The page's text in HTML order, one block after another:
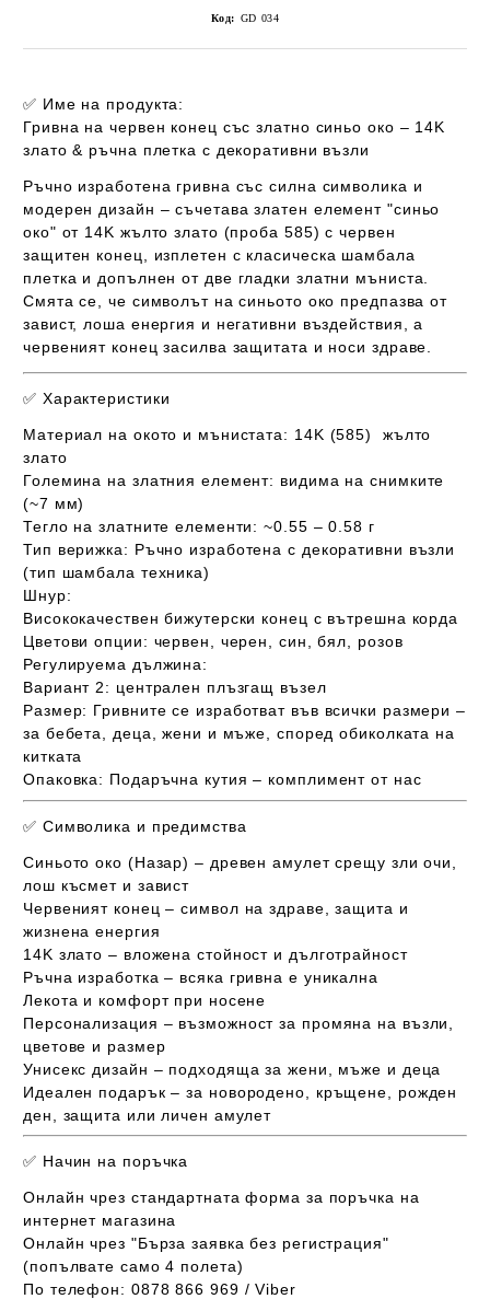
Код: GD 034
✅ Име на продукта:
Гривна на червен конец със златно синьо око – 14K
злато & ръчна плетка с декоративни възли
Ръчно изработена гривна със силна символика и
модерен дизайн – съчетавазлатен елемент "синьо
око" от 14K жълто злато (проба 585) счервен
защитен конец
, изплетен с класическа шамбала
плетка и допълнен от две гладки златни мъниста.
Смята се, че символът на синьото око предпазва от
завист, лоша енергия и негативни въздействия, а
червеният конец засилва защитата и носи здраве.
✅ Характеристики
Материал на окото и мънистата: 14K (585) жълто
злато
Големина на златния елемент: видима на снимките
(~7 мм)
Тегло на златните елементи: ~0.55 – 0.58 г
Тип верижка: Ръчно изработена с декоративни възли
(тип шамбала техника)
Шнур:
Висококачествен бижутерски конец с вътрешна корда
Цветови опции: червен, черен, син, бял, розов
Регулируема дължина:
Вариант 2: централен плъзгащ възел
Размер: Гривните се изработват във всички размери –
за бебета, деца, жени и мъже, според обиколката на
китката
Опаковка: Подаръчна кутия – комплимент от нас
✅ Символика и предимства
Синьото око (Назар) – древен амулет срещу зли очи,
лош късмет и завист
Червеният конец – символ на здраве, защита и
жизнена енергия
14K злато – вложена стойност и дълготрайност
Ръчна изработка – всяка гривна е уникална
Лекота и комфорт при носене
Персонализация – възможност за промяна на възли,
цветове и размер
Унисекс дизайн – подходяща за жени, мъже и деца
Идеален подарък – за новородено, кръщене, рожден
ден, защита или личен амулет
✅ Начин на поръчка
Онлайн чрез стандартната форма за поръчка на
интернет магазина
Онлайн чрез "Бърза заявка без регистрация"
(попълвате само 4 полета)
По телефон: 0878 866 969 / Viber